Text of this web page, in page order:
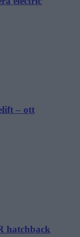
– ott
hatchback